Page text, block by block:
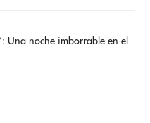
Una noche imborrable en el